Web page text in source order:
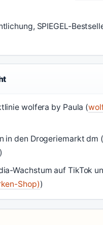
SPIEGEL-
wolfera by Paula (
in den Drogeriemarkt dm
Wachstum auf TikTok
Shop))